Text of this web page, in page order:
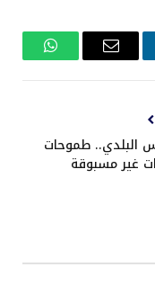
البريد
واتساب
البلدي.. طموحات
غير مسبوقة